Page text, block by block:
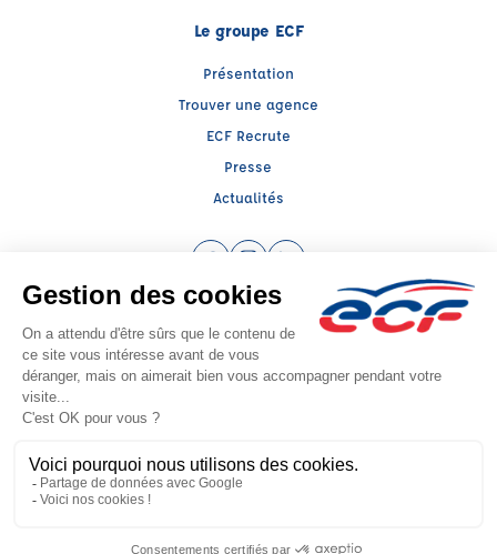
Le groupe ECF
Présentation
Trouver une agence
ECF Recrute
Presse
Actualités
Facebook (nouvelle fenêtre)
Instagram (nouvelle fenêtre)
LinkedIn (nouvelle fenêtre)
Raison sociale : SARL ECR - Capital social: 7622€
SIREN: 420990335 - Numéro de TVA intracommunautaire: FR 74 420990335
Agrément n°E0303406250
Siège social : 3, Bd Louis Blanc , MONTPELLIER (34000) - Représentant légal :